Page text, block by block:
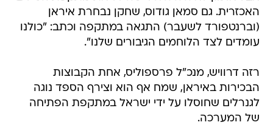
האכזרית. גם סמאן גודוס, שחקן נבחרת איראן
(וברנטפורד לשעבר) התגאה במתקפה וכתב: "כולנו
עומדים לצד הלוחמים הגיבורים שלנו".
רזה דרוויש, מנכ"ל פרספוליס, אחת הקבוצות
הבכירות באיראן, שמח אף הוא וצירף הספד נוגה
לגנרלים שחוסלו על ידי ישראל במתקפת הפתיחה
של המערכה.